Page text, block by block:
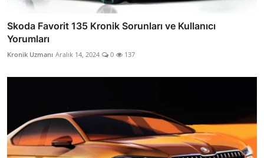
Skoda Favorit 135 Kronik Sorunları ve Kullanıcı
Yorumları
Kronik Uzmanı Aralık 14, 2024 0 137